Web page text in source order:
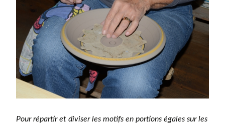
Pour répartir et diviser les motifs en portions égales sur les